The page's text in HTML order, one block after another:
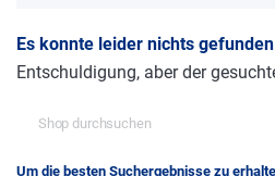
Es konnte leider nichts
Entschuldigung, aber der
Um die besten Suchergebnisse zu